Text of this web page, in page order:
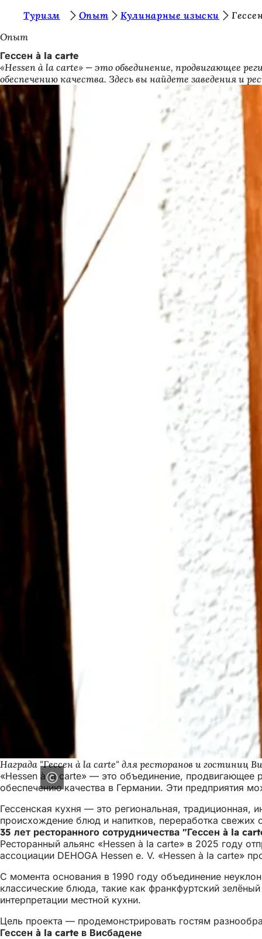
Перейти к содержимому
ы
з
д
е
с
Туризм Опыт Кулинарные изыски
Опыт
Гессен à la carte
«Hessen à la carte» — это объединение, продвигающее
обеспечению качества. Здесь вы найдете заведения и
Награда "Гессен à la carte" для ресторанов и гостиниц
«Hessen à la carte» — это объединение, продвигающее
обеспечению качества в Германии. Эти предприятия
Гессенская кухня — это региональная, традиционная,
происхождение блюд и напитков, переработка свежих
35 лет ресторанного сотрудничества "Гессен à la
Ресторанный альянс «Hessen à la carte» в 2025 году
ассоциации DEHOGA Hessen e. V. «Hessen à la carte»
С момента основания в 1990 году объединение
классические блюда, такие как франкфуртский
интерпретации местной кухни.
Цель проекта — продемонстрировать гостям
Гессен à la carte в Висбадене